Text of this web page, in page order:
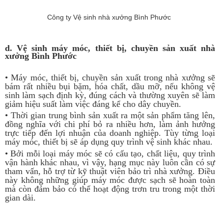
Công ty Vệ sinh nhà xưởng Bình Phước
d. Vệ sinh máy móc, thiết bị, chuyền sản xuất nhà
xưởng Bình Phước
• Máy móc, thiết bị, chuyền sản xuất trong nhà xưởng sẽ
bám rất nhiều bụi bặm, hóa chất, dầu mỡ, nếu không vệ
sinh làm sạch định kỳ, đúng cách và thường xuyên sẽ làm
giảm hiệu suất làm việc đáng kể cho dây chuyền.
• Thời gian trung bình sản xuất ra một sản phẩm tăng lên,
đồng nghĩa với chi phí bỏ ra nhiều hơn, làm ảnh hưởng
trực tiếp đến lợi nhuận của doanh nghiệp. Tùy từng loại
máy móc, thiết bị sẽ áp dụng quy trình vệ sinh khác nhau.
• Bởi mỗi loại máy móc sẽ có cấu tạo, chất liệu, quy trình
vận hành khác nhau, vì vậy, hạng mục này luôn cần có sự
tham vấn, hỗ trợ từ kỹ thuật viên bảo trì nhà xưởng. Điều
này không những giúp máy móc được sạch sẽ hoàn toàn
mà còn đảm bảo có thể hoạt động trơn tru trong một thời
gian dài.